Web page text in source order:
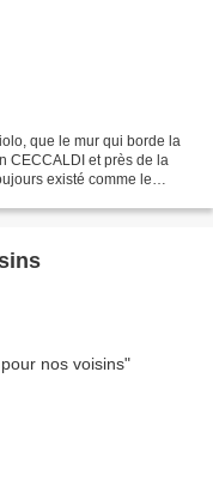
que le mur qui borde la
CECCALDI et près de la
existé comme le